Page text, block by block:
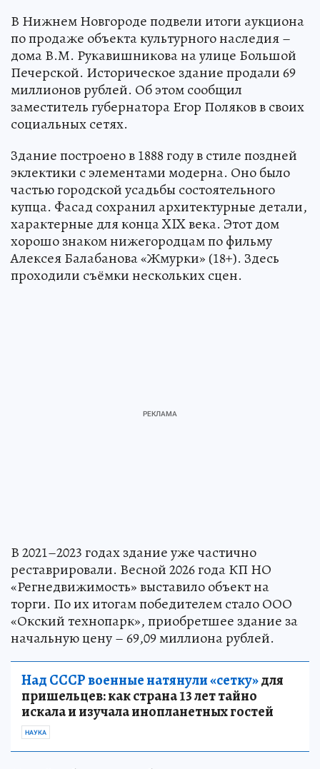
В Нижнем Новгороде подвели итоги аукциона
по продаже объекта культурного наследия –
дома В.М. Рукавишникова на улице Большой
Печерской. Историческое здание продали 69
миллионов рублей. Об этом сообщил
заместитель губернатора Егор Поляков в своих
социальных сетях.
Здание построено в 1888 году в стиле поздней
эклектики с элементами модерна. Оно было
частью городской усадьбы состоятельного
купца. Фасад сохранил архитектурные детали,
характерные для конца XIX века. Этот дом
хорошо знаком нижегородцам по фильму
Алексея Балабанова «Жмурки» (18+). Здесь
проходили съёмки нескольких сцен.
В 2021–2023 годах здание уже частично
реставрировали. Весной 2026 года КП НО
«Регнедвижимость» выставило объект на
торги. По их итогам победителем стало ООО
«Окский технопарк», приобретшее здание за
начальную цену – 69,09 миллиона рублей.
Над СССР военные натянули «сетку»для
пришельцев: как страна 13 лет тайно
искала и изучала инопланетных гостей
НАУКА